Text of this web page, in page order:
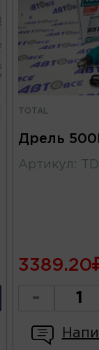
TOTAL
Дрель
Артикул :
3389.20
-